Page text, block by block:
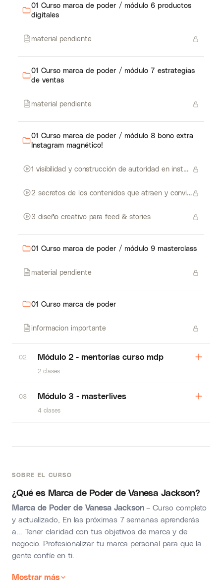
SOBRE EL CURSO
¿Qué es Marca de Poder de Vanesa Jackson?
Marca de Poder de Vanesa Jackson– Curso completo
y actualizado, En las próximas 7 semanas aprenderás
a… Tener claridad con tus objetivos de marca y de
negocio. Profesionalizar tu marca personal para que la
gente confíe en ti.
Mostrar más
01 Curso marca de poder / módulo 6 productos
digitales
material pendiente
01 Curso marca de poder / módulo 7 estrategias
de ventas
material pendiente
01 Curso marca de poder / módulo 8 bono extra
Instagram magnético!
1 visibilidad y construcción de autoridad en instagram 2022
2 secretos de los contenidos que atraen y convierten seguidores en clientes
3 diseño creativo para feed & stories
01 Curso marca de poder / módulo 9 masterclass
material pendiente
01 Curso marca de poder
informacion importante
02 Módulo 2 - mentorías curso mdp
2 clases
03 Módulo 3 - masterlives
4 clases